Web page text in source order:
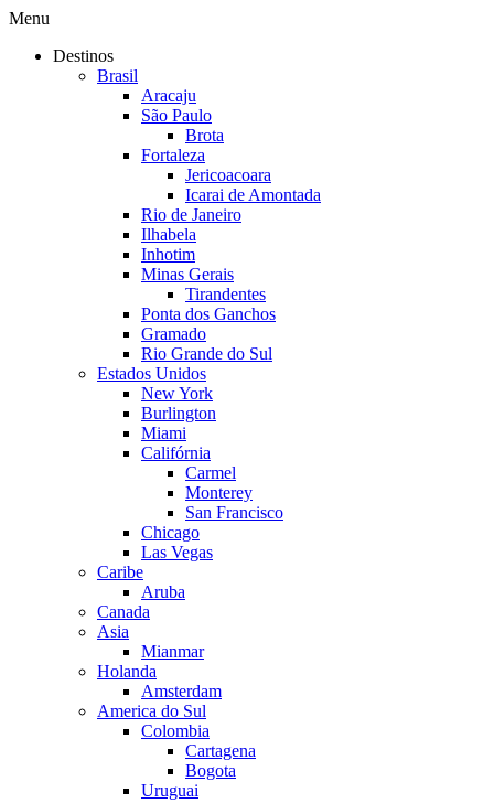
Menu
Destinos
Brasil
Aracaju
São Paulo
Brota
Fortaleza
Jericoacoara
Icarai de Amontada
Rio de Janeiro
Ilhabela
Inhotim
Minas Gerais
Tirandentes
Ponta dos Ganchos
Gramado
Rio Grande do Sul
Estados Unidos
New York
Burlington
Miami
Califórnia
Carmel
Monterey
San Francisco
Chicago
Las Vegas
Caribe
Aruba
Canada
Asia
Mianmar
Holanda
Amsterdam
America do Sul
Colombia
Cartagena
Bogota
Uruguai